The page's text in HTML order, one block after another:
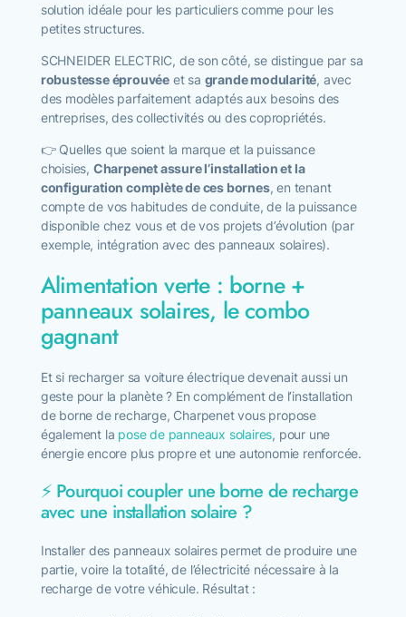
solution idéale pour les particuliers comme pour les
petites structures.
SCHNEIDER ELECTRIC, de son côté, se distingue par sa
robustesse éprouvée et sa grande modularité, avec
des modèles parfaitement adaptés aux besoins des
entreprises, des collectivités ou des copropriétés.
👉 Quelles que soient la marque et la puissance
choisies, Charpenet assure l’installation et la
configuration complète de ces bornes, en tenant
compte de vos habitudes de conduite, de la puissance
disponible chez vous et de vos projets d’évolution (par
exemple, intégration avec des panneaux solaires).
Alimentation verte : borne +
panneaux solaires, le combo
gagnant
Et si recharger sa voiture électrique devenait aussi un
geste pour la planète ? En complément de l’installation
de borne de recharge, Charpenet vous propose
également la pose de panneaux solaires, pour une
énergie encore plus propre et une autonomie renforcée.
⚡ Pourquoi coupler une borne de recharge
avec une installation solaire ?
Installer des panneaux solaires permet de produire une
partie, voire la totalité, de l’électricité nécessaire à la
recharge de votre véhicule. Résultat :